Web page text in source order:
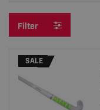
Filter
SALE